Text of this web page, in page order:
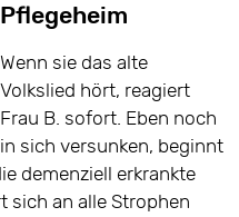
Pflegeheim
Wenn sie das alte
Volkslied hört, reagiert
Frau B. sofort. Eben noch
in sich versunken, beginnt
demenziell erkrankte
sich an alle Strophen